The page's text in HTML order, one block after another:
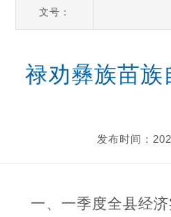
文号：
禄劝彝族苗
发布时间：
一、 一季度全县经